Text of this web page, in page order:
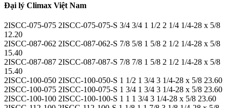
Đại lý Climax Việt Nam
2ISCC-075-075 2ISCC-075-075-S 3/4 3/4 1 1/2 2 1/4 1/4-28 x 5/8
12.20
2ISCC-087-062 2ISCC-087-062-S 7/8 5/8 1 5/8 2 1/2 1/4-28 x 5/8
15.40
2ISCC-087-087 2ISCC-087-087-S 7/8 7/8 1 5/8 2 1/2 1/4-28 x 5/8
15.40
2ISCC-100-050 2ISCC-100-050-S 1 1/2 1 3/4 3 1/4-28 x 5/8 23.60
2ISCC-100-075 2ISCC-100-075-S 1 3/4 1 3/4 3 1/4-28 x 5/8 23.60
2ISCC-100-100 2ISCC-100-100-S 1 1 1 3/4 3 1/4-28 x 5/8 23.60